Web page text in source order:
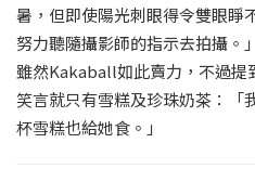
暑，但即使陽光刺眼得令雙眼睜
努力聽隨攝影師的指示去拍攝。」
雖然Kakaball如此賣力，不過提
笑言就只有雪糕及珍珠奶茶：「
杯雪糕也給她食。」